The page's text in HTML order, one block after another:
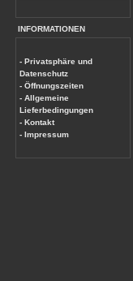
INFORMATIONEN
- Privatsphäre und
Datenschutz
- Öffnungszeiten
- Allgemeine
Lieferbedingungen
- Kontakt
- Impressum